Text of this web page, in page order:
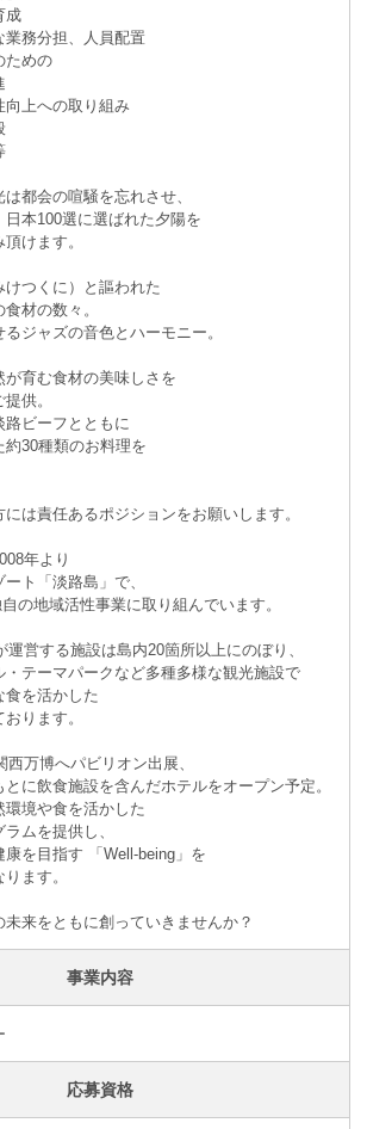
成
業務分担、人員配置
ための
向上への取り組み
都会の喧騒を忘れさせ、
本100選に選ばれた夕陽を
けます。
つくに）と謳われた
材の数々。
ジャズの音色とハーモニー。
育む食材の美味しさを
供。
ビーフとともに
30種類のお料理を
は責任あるポジションをお願いします。
年より
ト「淡路島」で、
の地域活性事業に取り組んでいます。
運営する施設は島内20箇所以上にのぼり、
・テーマパークなど多種多様な観光施設で
食を活かした
ります。
万博へパビリオン出展、
に飲食施設を含んだホテルをオープン予定。
境や食を活かした
ムを提供し、
を目指す 「Well-being」を
ます。
来をともに創っていきませんか？
事業内容
応募資格